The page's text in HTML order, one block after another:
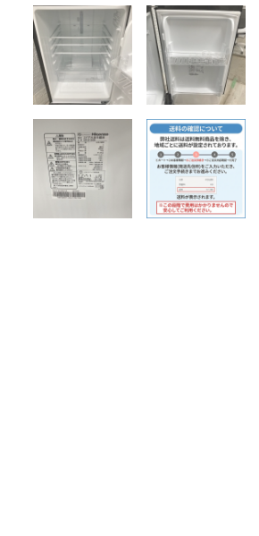
空気清浄機
ストーブ・ヒーター
その他冷暖房・空調機器
電子レンジ
オーブンレンジ
ガスコンロ
IHクッキングヒーター
その他調理家電
美容・健康家電